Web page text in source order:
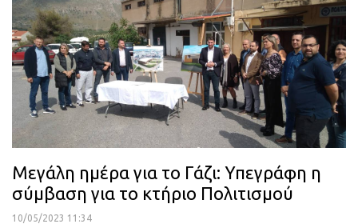
Μεγάλη ημέρα για το Γάζι: Υπεγράφη η
σύμβαση για το κτήριο Πολιτισμού
10/05/2023 11:34